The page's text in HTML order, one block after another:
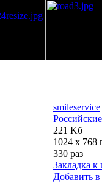
smileservice
221 Kб
1024 x 768
330 раз
Закладка
Добавить